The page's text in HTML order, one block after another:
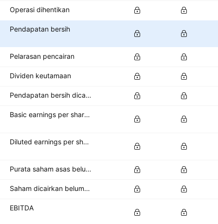
Operasi dihentikan
Pendapatan bersih
Pelarasan pencairan
Dividen keutamaan
Pendapatan bersih dicairkan sedia ada untuk pemegang saham biasa
Basic earnings per share (basic EPS)
Diluted earnings per share (diluted EPS)
Purata saham asas belum jelas
Saham dicairkan belum jelas
EBITDA